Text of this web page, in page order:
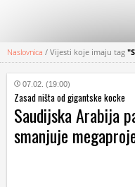
KATEGORIJE
HRVATSKI
WEB
Naslovnica / Vijesti koje imaju tag
07.02. (19:00)
Zasad ništa od gigantske kocke
Saudijska Arabija
smanjuje